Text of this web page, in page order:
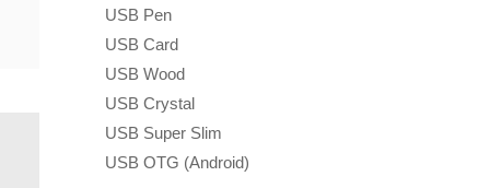
USB Pen
USB Card
USB Wood
USB Crystal
USB Super Slim
USB OTG (Android)